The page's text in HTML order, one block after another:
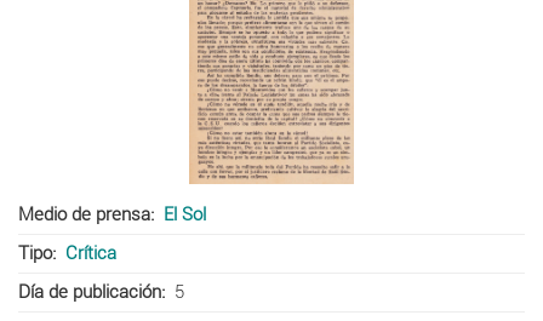
Medio de prensa
El Sol
Tipo
Crítica
Día de publicación
5